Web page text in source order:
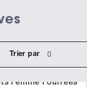
Trier par